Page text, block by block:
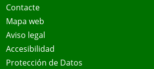
Contacte
Mapa web
Aviso legal
Accesibilidad
Protección de Datos